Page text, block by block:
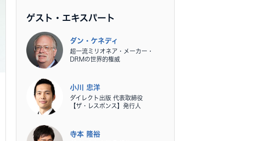
ゲスト・エキスパート
ダン・ケネディ
超一流ミリオネア・メーカー・
DRMの世界的権威
小川 忠洋
ダイレクト出版 代表取締役
【ザ・レスポンス】発行人
寺本 隆裕